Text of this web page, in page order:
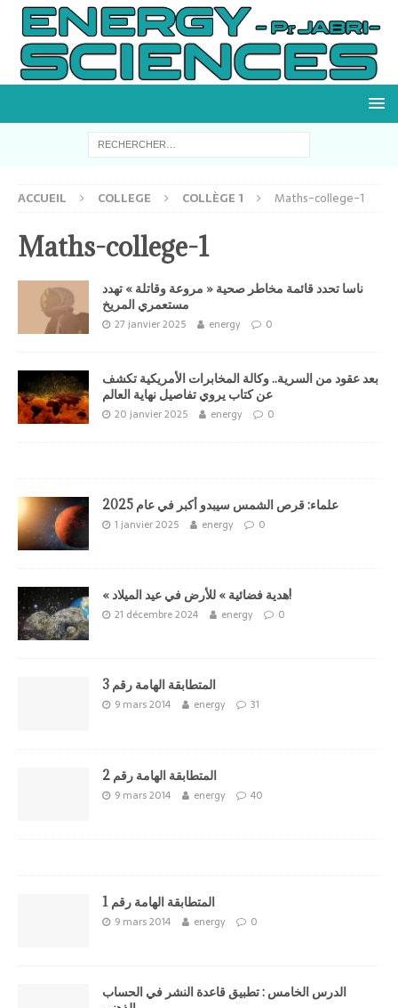
ACCUEIL COLLEGE COLLÈGE 1 Maths-college-1
Maths-college-1
ناسا تحدد قائمة مخاطر صحية « مروعة وقاتلة » تهدد
مستعمري المريخ
27 janvier 2025 energy 0
بعد عقود من السرية.. وكالة المخابرات الأمريكية تكشف
عن كتاب يروي تفاصيل نهاية العالم
20 janvier 2025 energy 0
علماء: قرص الشمس سيبدو أكبر في عام 2025
1 janvier 2025 energy 0
« هدية فضائية » للأرض في عيد الميلاد!
21 décembre 2024 energy 0
المتطابقة الهامة رقم 3
9 mars 2014 energy 31
المتطابقة الهامة رقم 2
9 mars 2014 energy 40
المتطابقة الهامة رقم 1
9 mars 2014 energy 0
الدرس الخامس : تطبيق قاعدة النشر في الحساب